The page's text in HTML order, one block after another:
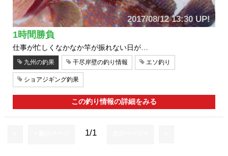
2017/08/12 13:30 UP!
1時間勝負
仕事が忙しくなかなか竿が振れない日が…
九州の釣果 干尽岸壁の釣り情報 エソ釣り
ショアジギング釣果
この釣り情報の詳細をみる
1/1